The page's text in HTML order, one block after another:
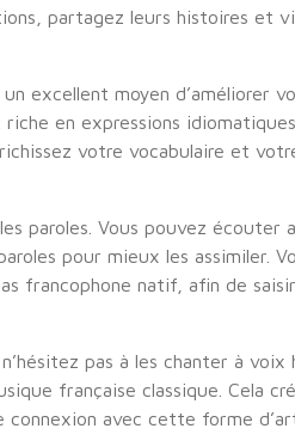
partagez leurs histoires et
excellent moyen d’améliorer
en expressions
votre vocabulaire et
paroles. Vous pouvez écouter
pour mieux les assimiler.
francophone natif, afin de
pas à les chanter à voix
française classique. Cela
avec cette forme